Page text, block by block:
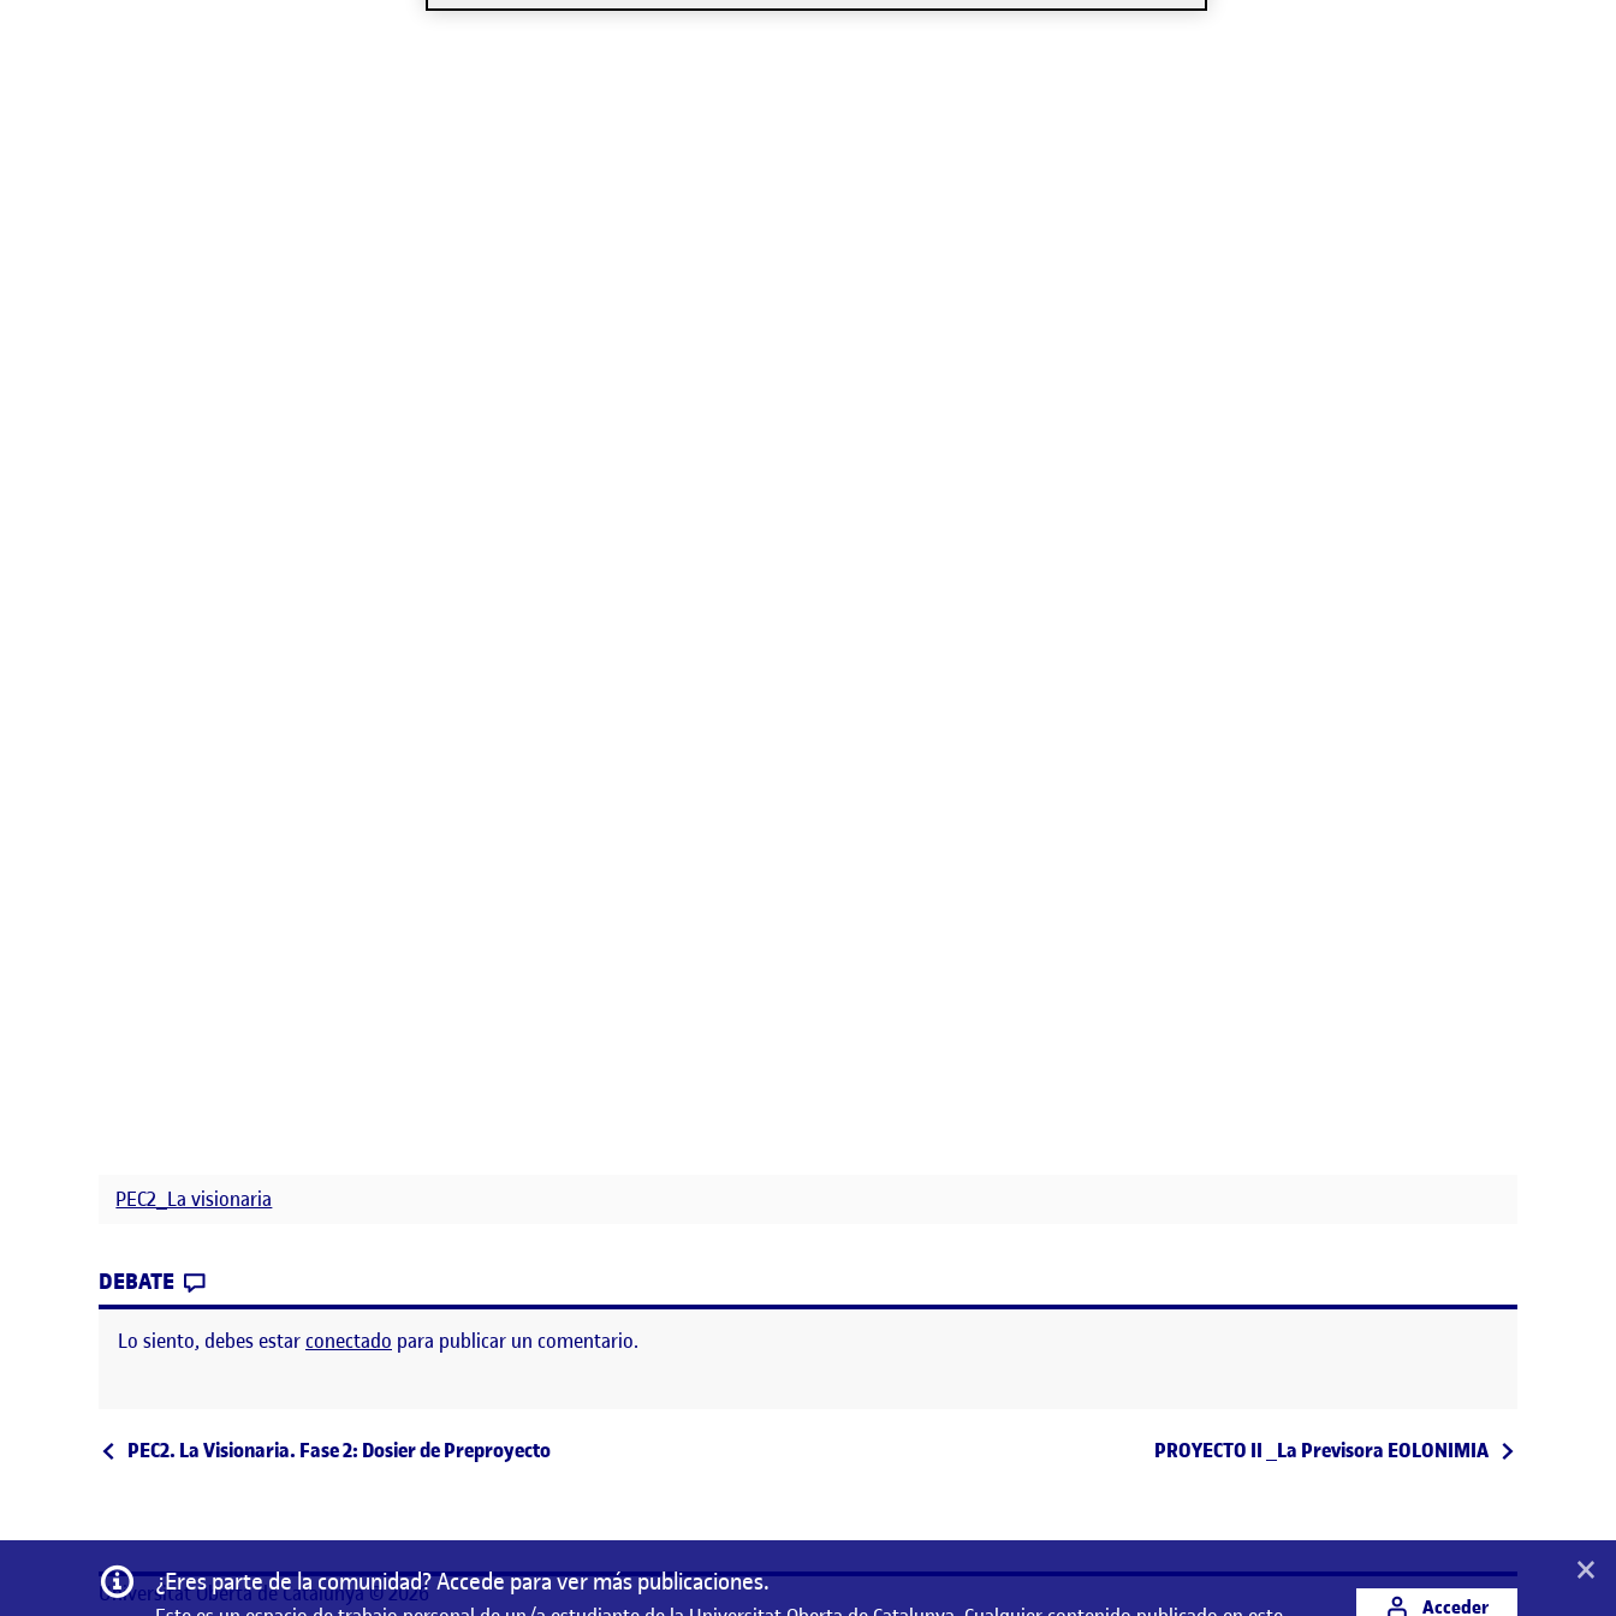
PEC2_La visionaria
DEBATE
Lo siento, debes estarconectado para publicar un comentario.
Navegación de entradas
Entrada anterior
PEC2. La Visionaria. Fase 2: Dosier de Preproyecto Entrada siguiente
PROYECTO II _La Previsora EOLONIMIA
Información
¿Eres parte de la comunidad? Accede para ver más publicaciones.
Acceder
×
Universitat Oberta de Catalunya © 2026